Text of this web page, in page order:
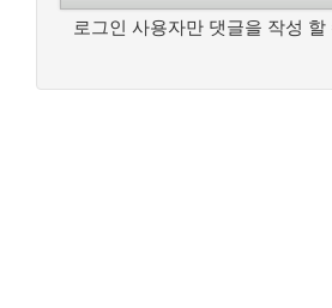
로그인 사용자만 댓글을 작성 할